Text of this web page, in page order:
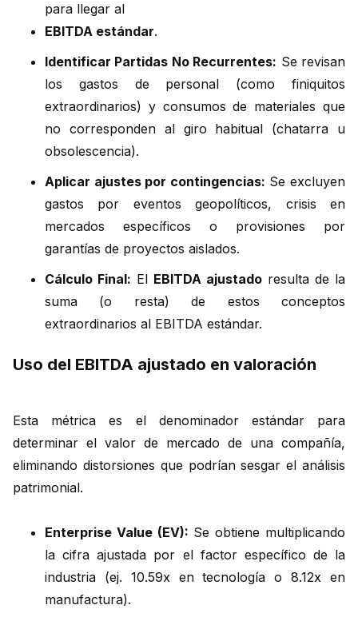
para llegar al
EBITDA estándar.
Identificar Partidas No Recurrentes: Se revisan
los gastos de personal (como finiquitos
extraordinarios) y consumos de materiales que
no corresponden al giro habitual (chatarra u
obsolescencia).
Aplicar ajustes por contingencias: Se excluyen
gastos por eventos geopolíticos, crisis en
mercados específicos o provisiones por
garantías de proyectos aislados.
Cálculo Final: El EBITDA ajustado resulta de la
suma (o resta) de estos conceptos
extraordinarios al EBITDA estándar.
Uso del EBITDA ajustado en valoración
Esta métrica es el denominador estándar para
determinar el valor de mercado de una compañía,
eliminando distorsiones que podrían sesgar el análisis
patrimonial.
Enterprise Value (EV): Se obtiene multiplicando
la cifra ajustada por el factor específico de la
industria (ej. 10.59x en tecnología o 8.12x en
manufactura).